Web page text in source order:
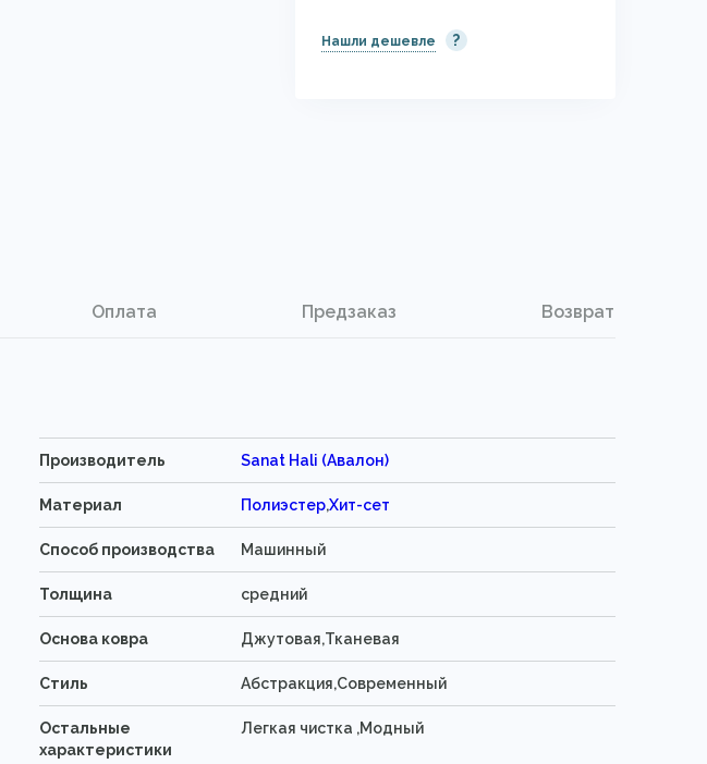
Нашли дешевле ?
Оплата Предзаказ Возврат
Производитель Sanat Hali (Авалон)
Материал Полиэстер,Хит-сет
Способ производства Машинный
Толщина средний
Основа ковра Джутовая,Тканевая
Стиль Абстракция,Современный
Остальные
характеристики
Легкая чистка ,Модный